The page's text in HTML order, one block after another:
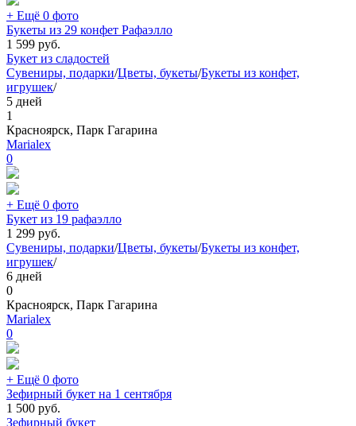
+ Ещё 0 фото
Букеты из 29 конфет Рафаэлло
1 599 руб.
Букет из сладостей
Сувениры, подарки/Цветы, букеты/Букеты из конфет,
игрушек/
5 дней
1
Красноярск, Парк Гагарина
Marialex
0
+ Ещё 0 фото
Букет из 19 рафаэлло
1 299 руб.
Сувениры, подарки/Цветы, букеты/Букеты из конфет,
игрушек/
6 дней
0
Красноярск, Парк Гагарина
Marialex
0
+ Ещё 0 фото
Зефирный букет на 1 сентября
1 500 руб.
Зефирный букет